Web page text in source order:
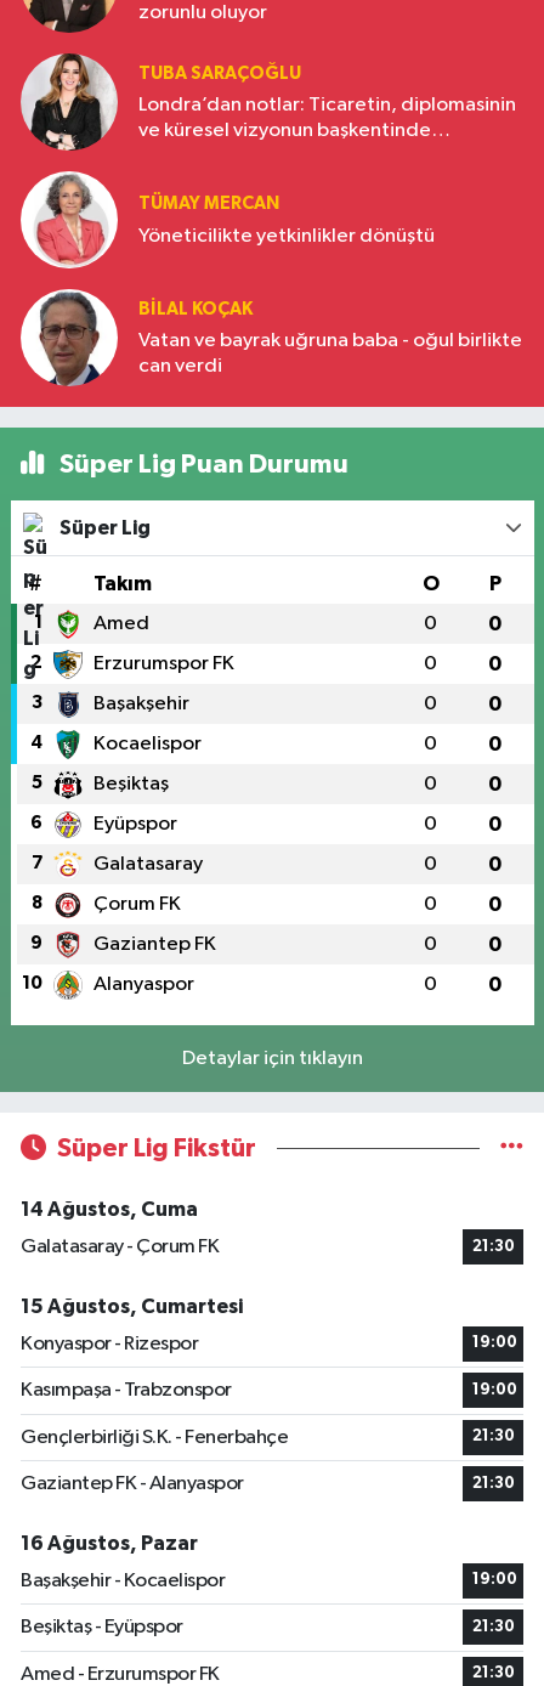
zorunlu oluyor
TUBA SARAÇOĞLU
Londra’dan notlar: Ticaretin, diplomasinin
ve küresel vizyonun başkentinde
TÜMAY MERCAN
Yöneticilikte yetkinlikler dönüştü
BILAL KOÇAK
Vatan ve bayrak uğruna baba - oğul birlikte
can verdi
Süper Lig Puan Durumu
Süper Lig
# Takım O P
1 Amed 0 0
2 Erzurumspor FK 0 0
3 Başakşehir 0 0
4 Kocaelispor 0 0
5 Beşiktaş 0 0
6 Eyüpspor 0 0
7 Galatasaray 0 0
8 Çorum FK 0 0
9 Gaziantep FK 0 0
10 Alanyaspor 0 0
Detaylar için tıklayın
Süper Lig Fikstür
14 Ağustos, Cuma
Galatasaray - Çorum FK
21:30
15 Ağustos, Cumartesi
Konyaspor - Rizespor
19:00
Kasımpaşa - Trabzonspor 19:00
Gençlerbirliği S.K. - Fenerbahçe 21:30
Gaziantep FK - Alanyaspor 21:30
16 Ağustos, Pazar
Başakşehir - Kocaelispor
19:00
Beşiktaş - Eyüpspor 21:30
Amed - Erzurumspor FK 21:30